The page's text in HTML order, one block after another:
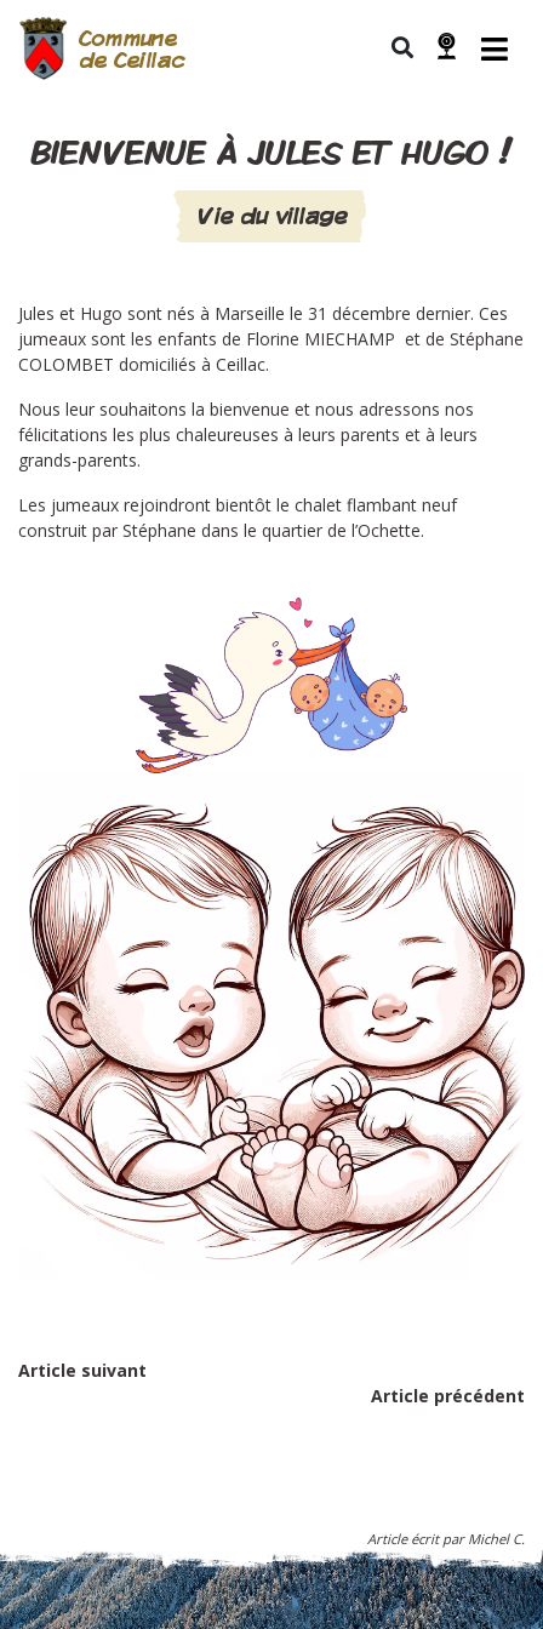
Commune
de Ceillac
BIENVENUE À JULES ET HUGO !
Vie du village
Jules et Hugo sont nés à Marseille le 31 décembre dernier. Ces
jumeaux sont les enfants de Florine MIECHAMP et de Stéphane
COLOMBET domiciliés à Ceillac.
Nous leur souhaitons la bienvenue et nous adressons nos
félicitations les plus chaleureuses à leurs parents et à leurs
grands-parents.
Les jumeaux rejoindront bientôt le chalet flambant neuf
construit par Stéphane dans le quartier de l’Ochette.
Article suivant
Article précédent
Article écrit par Michel C.